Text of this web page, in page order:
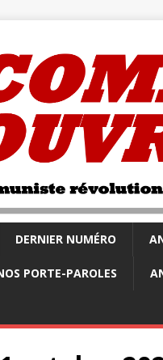
DERNIER NUMÉRO
PORTE-PAROLES